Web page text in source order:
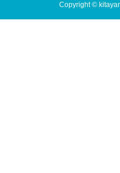
Copyright ©